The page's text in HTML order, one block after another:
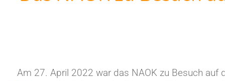
Am 27. April 2022 war das NAOK zu Besuch auf